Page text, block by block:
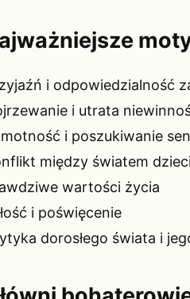
i odpowiedzialność
i utrata
i poszukiwanie
między światem
wartości życia
i poświęcenie
dorosłego świata i